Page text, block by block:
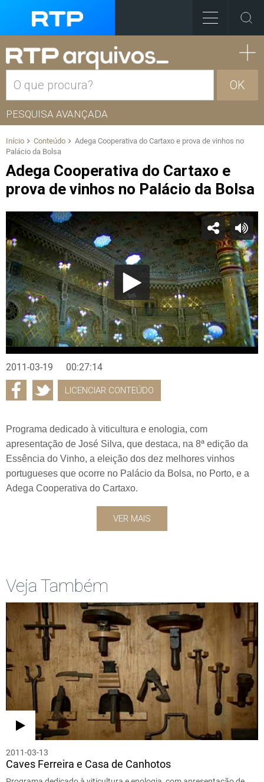
OK
PESQUISA AVANÇADA
Início Conteúdo
Adega Cooperativa do Cartaxo e prova de vinhos no
Palácio da Bolsa
Adega Cooperativa do Cartaxo e
prova de vinhos no Palácio da Bolsa
2011-03-19 00:27:14
LICENCIAR CONTEÚDO
Programa dedicado à viticultura e enologia, com
apresentação de José Silva, que destaca, na 8ª edição da
Essência do Vinho, a eleição dos dez melhores vinhos
portugueses que ocorre no Palácio da Bolsa, no Porto, e a
Adega Cooperativa do Cartaxo.
VER MAIS
Veja Também
2011-03-13
Caves Ferreira e Casa de Canhotos